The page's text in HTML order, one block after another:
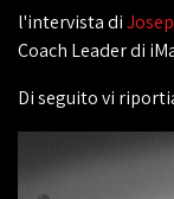
l'intervista di
Coach Leader di
Di seguito vi